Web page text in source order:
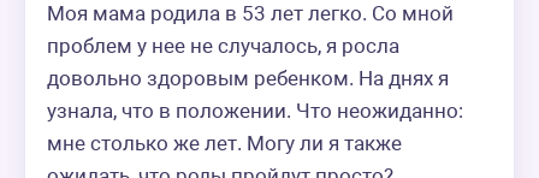
Моя мама родила в 53 лет легко. Со мной
проблем у нее не случалось, я росла
довольно здоровым ребенком. На днях я
узнала, что в положении. Что неожиданно:
мне столько же лет. Могу ли я также